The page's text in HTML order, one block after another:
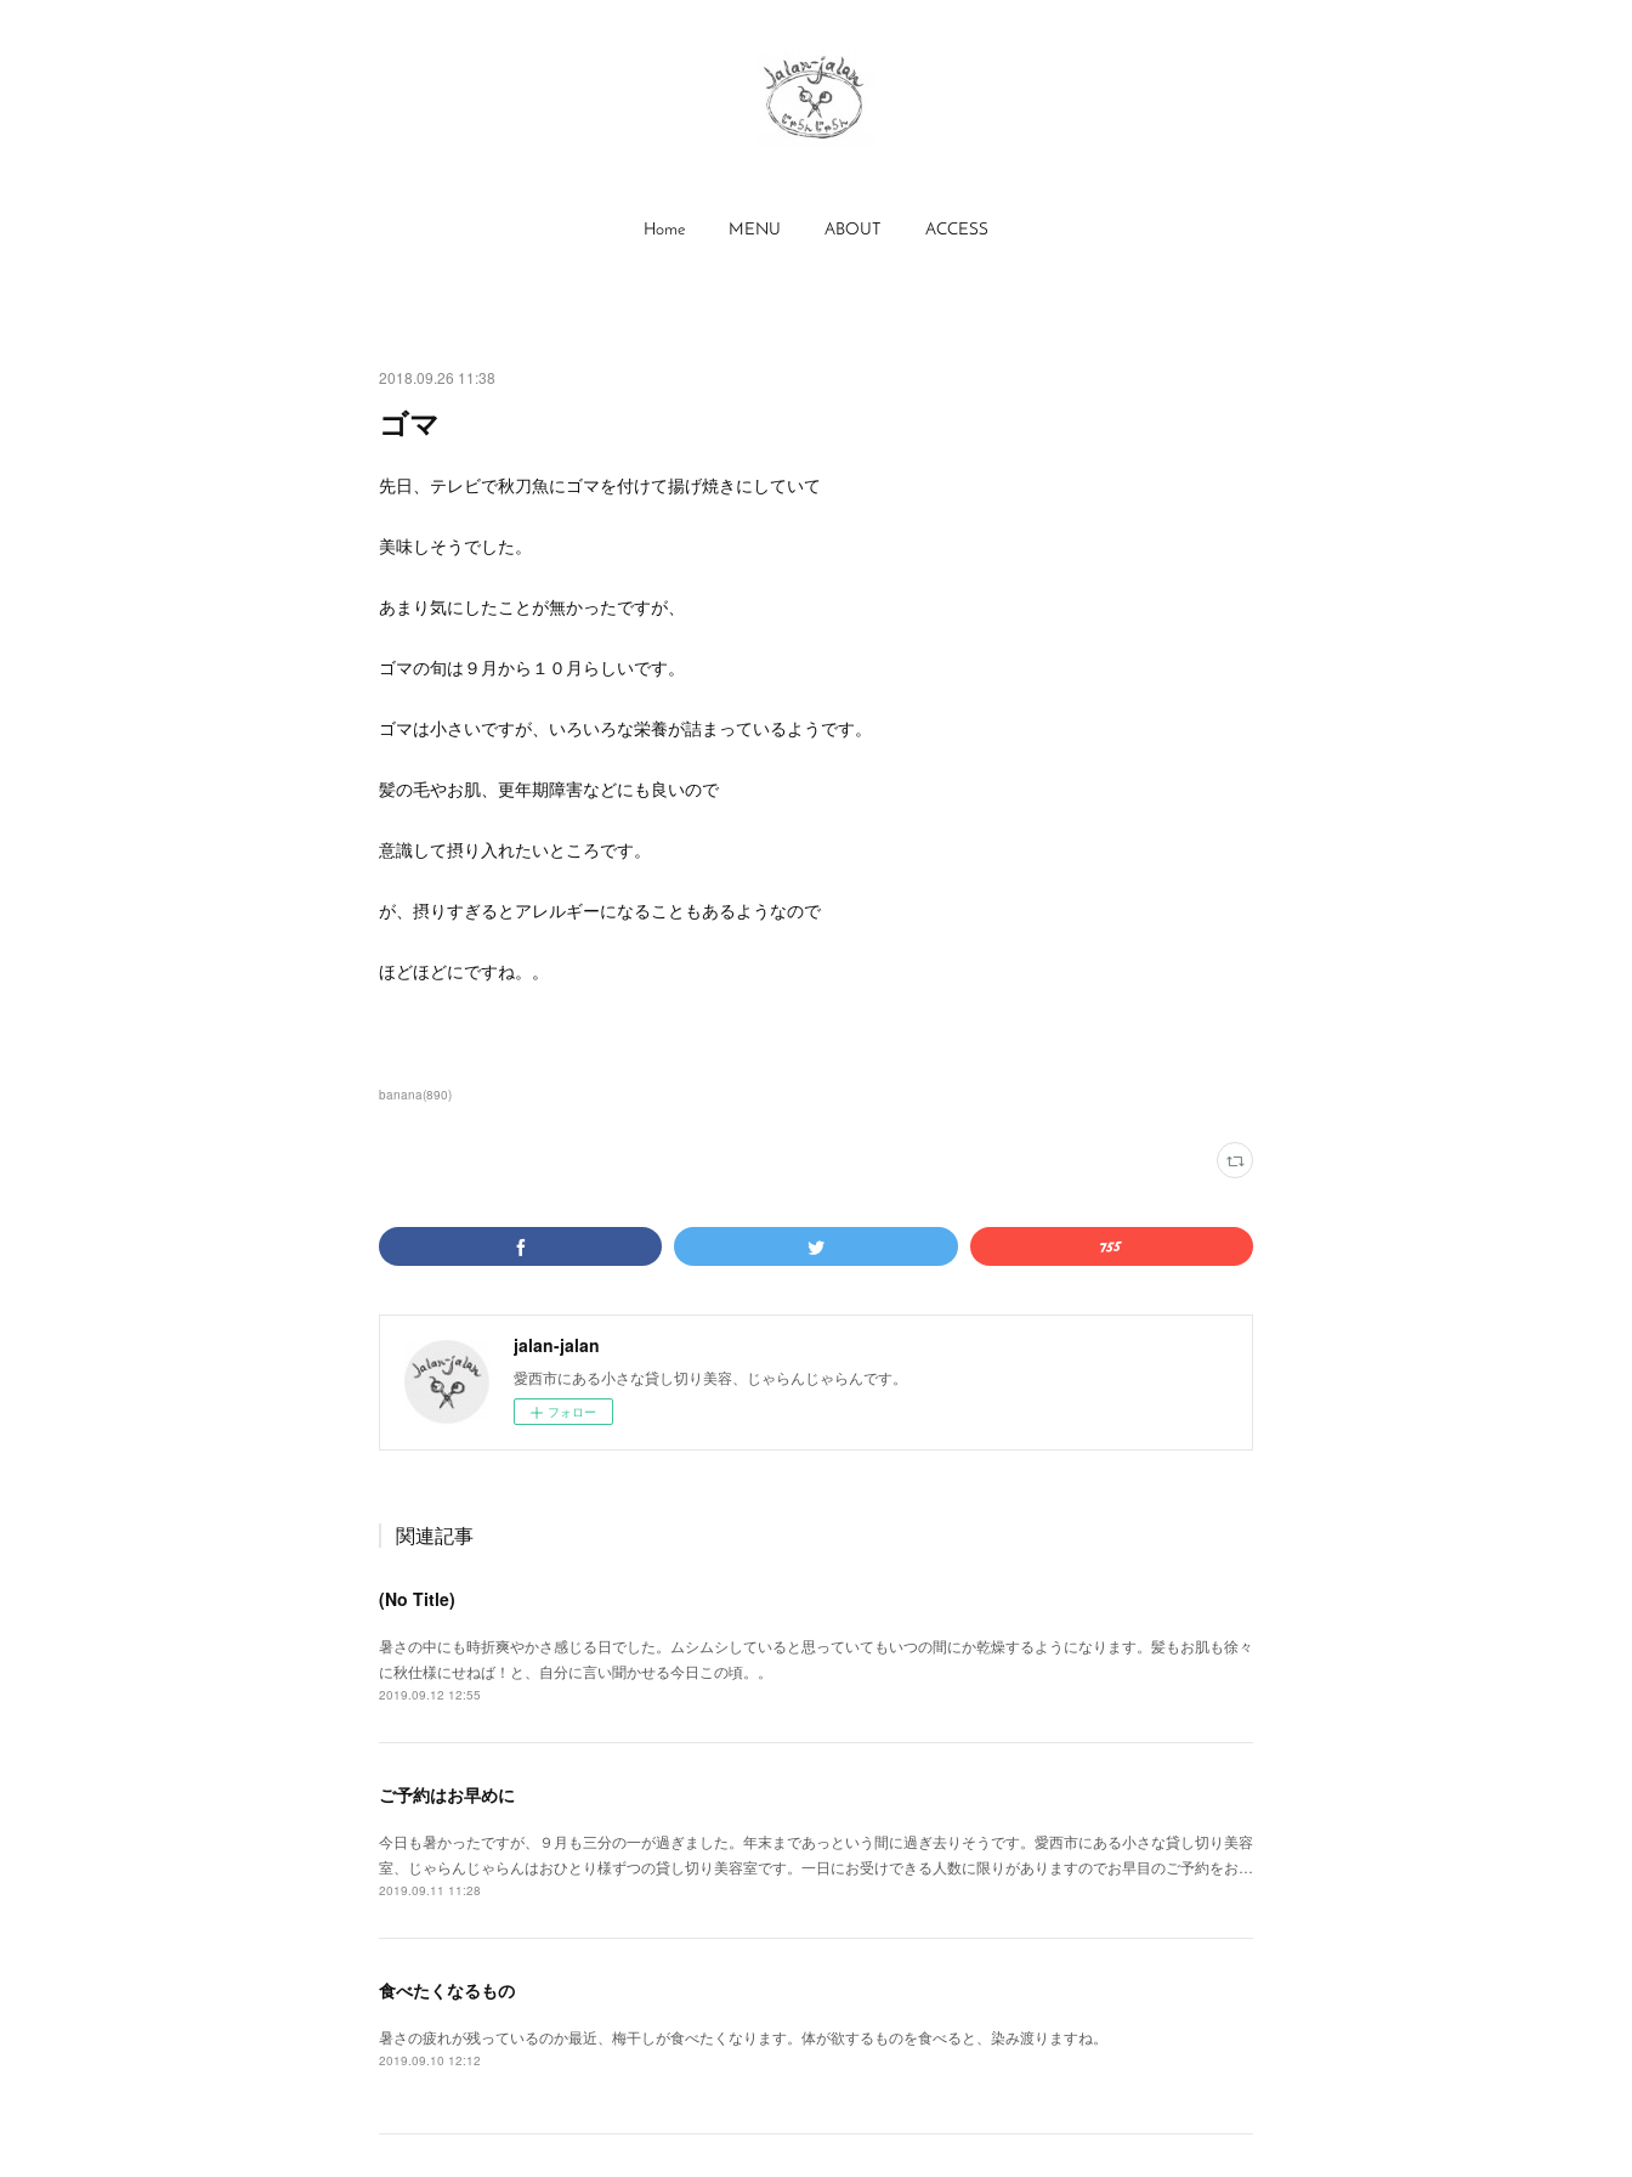
Home MENU ABOUT ACCESS
2018.09.26 11:38
ゴマ
先日、テレビで秋刀魚にゴマを付けて揚げ焼きにしていて
美味しそうでした。
あまり気にしたことが無かったですが、
ゴマの旬は９月から１０月らしいです。
ゴマは小さいですが、いろいろな栄養が詰まっているようです。
髪の毛やお肌、更年期障害などにも良いので
意識して摂り入れたいところです。
が、摂りすぎるとアレルギーになることもあるようなので
ほどほどにですね。。
banana(890)
jalan-jalan
愛西市にある小さな貸し切り美容、じゃらんじゃらんです。
フォロー
関連記事
(No Title)
暑さの中にも時折爽やかさ感じる日でした。ムシムシしていると思っていてもいつの間にか乾燥するようになります。髪もお肌も徐々
に秋仕様にせねば！と、自分に言い聞かせる今日この頃。。
2019.09.12 12:55
ご予約はお早めに
今日も暑かったですが、９月も三分の一が過ぎました。年末まであっという間に過ぎ去りそうです。愛西市にある小さな貸し切り美容
室、じゃらんじゃらんはおひとり様ずつの貸し切り美容室です。一日にお受けできる人数に限りがありますのでお早目のご予約をお…
2019.09.11 11:28
食べたくなるもの
暑さの疲れが残っているのか最近、梅干しが食べたくなります。体が欲するものを食べると、染み渡りますね。
2019.09.10 12:12